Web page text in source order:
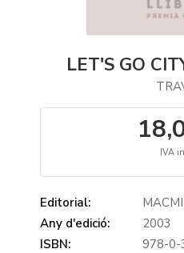
LET'S GO
IVA
Editorial:
Any d'edició:
2003
ISBN:
978-